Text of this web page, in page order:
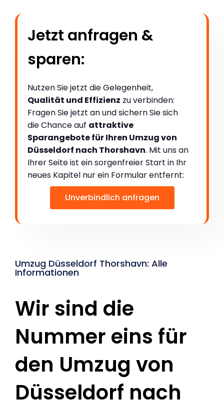
Jetzt anfragen &
sparen:
Nutzen Sie jetzt die Gelegenheit,
Qualität und Effizienz zu verbinden:
Fragen Sie jetzt an und sichern Sie sich
die Chance auf attraktive
Sparangebote für Ihren Umzug von
Düsseldorf nach Thorshavn. Mit uns an
Ihrer Seite ist ein sorgenfreier Start in Ihr
neues Kapitel nur ein Formular entfernt:
Unverbindlich anfragen
Umzug Düsseldorf Thorshavn: Alle
Informationen
Wir sind die
Nummer eins für
den Umzug von
Düsseldorf nach